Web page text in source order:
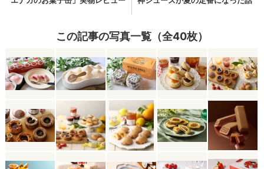
この記事の写真一覧（全40枚）